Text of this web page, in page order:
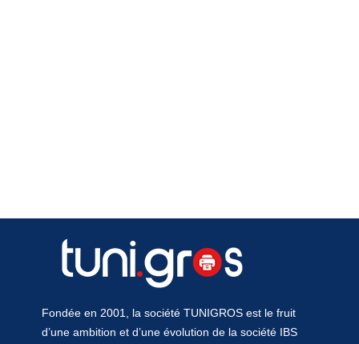
Fondée en 2001, la société TUNIGROS est le fruit
d’une ambition et d’une évolution de la société IBS